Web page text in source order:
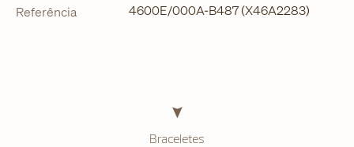
Referência 4600E/000A-B487 (X46A2283)
Braceletes